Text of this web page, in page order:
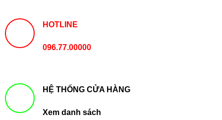
HOTLINE
096.77.00000
HỆ THỐNG CỬA HÀNG
Xem danh sách